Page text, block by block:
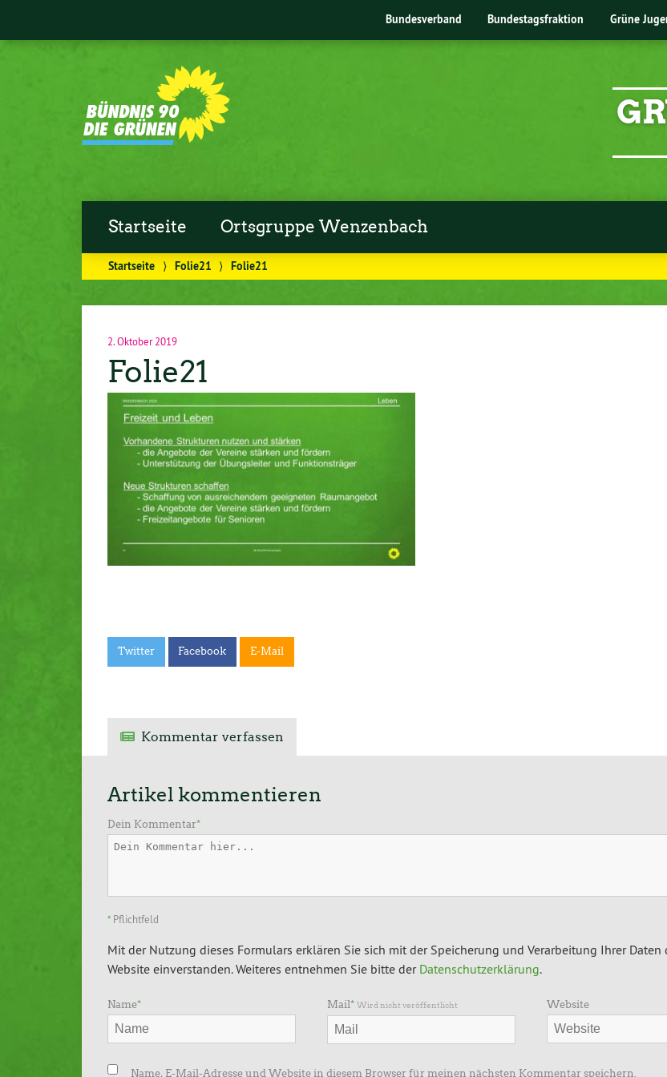
Bundesverband Bundestagsfraktion Grüne
Startseite Ortsgruppe Wenzenbach
Startseite ⟩ Folie21 ⟩ Folie21
2. Oktober 2019
Folie21
Twitter Facebook E-Mail
Kommentar verfassen
Artikel kommentieren
Dein Kommentar*
* Pflichtfeld
Mit der Nutzung dieses Formulars erklären Sie sich mit der Speicherung und Verarbeitung Ihrer Daten
Website einverstanden. Weiteres entnehmen Sie bitte der Datenschutzerklärung.
Name* Mail* Wird nicht veröffentlicht Website
Name, E-Mail-Adresse und Website in diesem Browser für meinen nächsten Kommentar speichern.